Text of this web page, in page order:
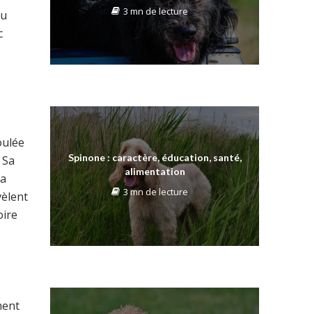
3 mn de lecture
Spinone : caractère, éducation, santé,
alimentation
3 mn de lecture